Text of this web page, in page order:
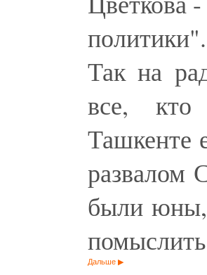
Так на
все,
Ташкенте
развалом
были
Дальше